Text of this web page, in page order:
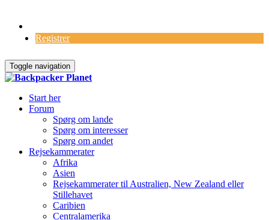
Registrer
Toggle navigation
Start her
Forum
Spørg om lande
Spørg om interesser
Spørg om andet
Rejsekammerater
Afrika
Asien
Rejsekammerater til Australien, New Zealand eller
Stillehavet
Caribien
Centralamerika